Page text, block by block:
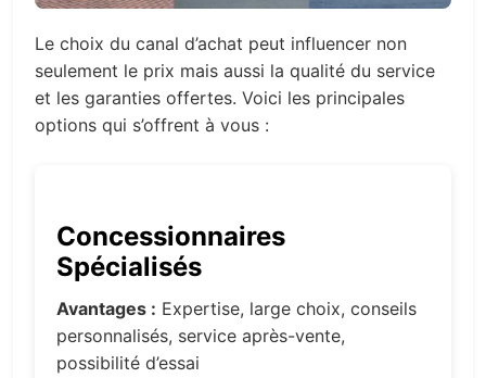
Le choix du canal d’achat peut influencer non
seulement le prix mais aussi la qualité du service
et les garanties offertes. Voici les principales
options qui s’offrent à vous :
Concessionnaires
Spécialisés
Avantages : Expertise, large choix, conseils
personnalisés, service après-vente,
possibilité d’essai